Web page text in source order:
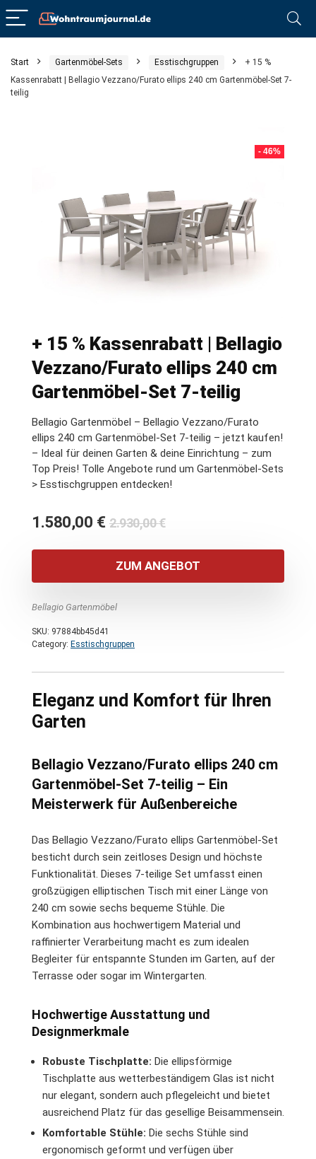
Start Gartenmöbel-Sets Esstischgruppen
+ 15 %
Kassenrabatt | Bellagio Vezzano/Furato ellips 240 cm Gartenmöbel-Set 7-
teilig
- 46%
+ 15 % Kassenrabatt | Bellagio
Vezzano/Furato ellips 240 cm
Gartenmöbel-Set 7-teilig
Bellagio Gartenmöbel – Bellagio Vezzano/Furato
ellips 240 cm Gartenmöbel-Set 7-teilig – jetzt kaufen!
– Ideal für deinen Garten & deine Einrichtung – zum
Top Preis! Tolle Angebote rund um Gartenmöbel-Sets
> Esstischgruppen entdecken!
2.930,00€Ursprünglicher
war:
2.930,00 €
1.580,00 €
Aktueller
ist:
1.580,00 €.
ZUM ANGEBOT
Bellagio Gartenmöbel
SKU: 97884bb45d41
Category: Esstischgruppen
Eleganz und Komfort für Ihren
Garten
Bellagio Vezzano/Furato ellips 240 cm
Gartenmöbel-Set 7-teilig – Ein
Meisterwerk für Außenbereiche
Das Bellagio Vezzano/Furato ellips Gartenmöbel-Set
besticht durch sein zeitloses Design und höchste
Funktionalität. Dieses 7-teilige Set umfasst einen
großzügigen elliptischen Tisch mit einer Länge von
240 cm sowie sechs bequeme Stühle. Die
Kombination aus hochwertigem Material und
raffinierter Verarbeitung macht es zum idealen
Begleiter für entspannte Stunden im Garten, auf der
Terrasse oder sogar im Wintergarten.
Hochwertige Ausstattung und
Designmerkmale
Robuste Tischplatte: Die ellipsförmige
Tischplatte aus wetterbeständigem Glas ist nicht
nur elegant, sondern auch pflegeleicht und bietet
ausreichend Platz für das gesellige Beisammensein.
Komfortable Stühle: Die sechs Stühle sind
ergonomisch geformt und verfügen über